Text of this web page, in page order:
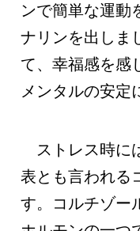
ンで簡単な運動
ナリンを出しま
て、幸福感を感
メンタルの安定
ストレス時に
表とも言われる
す。コルチゾー